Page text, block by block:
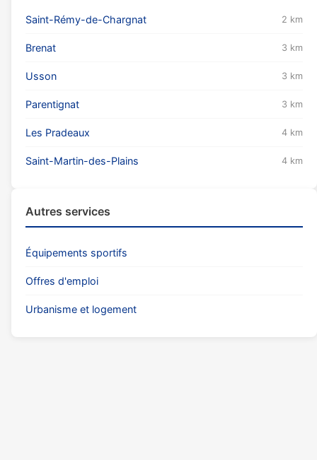
Saint-Rémy-de-Chargnat 2 km
Brenat 3 km
Usson 3 km
Parentignat 3 km
Les Pradeaux 4 km
Saint-Martin-des-Plains 4 km
Autres services
Équipements sportifs
Offres d'emploi
Urbanisme et logement